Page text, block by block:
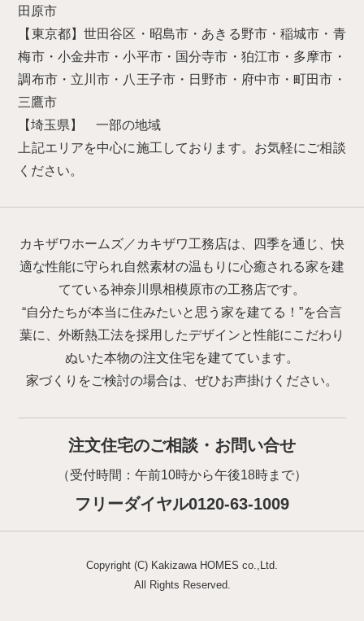
田原市
【東京都】世田谷区・昭島市・あきる野市・稲城市・青
梅市・小金井市・小平市・国分寺市・狛江市・多摩市・
調布市・立川市・八王子市・日野市・府中市・町田市・
三鷹市
【埼玉県】 一部の地域
上記エリアを中心に施工しております。お気軽にご相談
ください。
カキザワホームズ／カキザワ工務店は、四季を通じ、快
適な性能に守られ自然素材の温もりに心癒される家を建
てている神奈川県相模原市の工務店です。
“自分たちが本当に住みたいと思う家を建てる！”を合言
葉に、外断熱工法を採用したデザインと性能にこだわり
ぬいた本物の注文住宅を建てています。
家づくりをご検討の場合は、ぜひお声掛けください。
注文住宅のご相談・お問い合せ
（受付時間：午前10時から午後18時まで）
フリーダイヤル0120-63-1009
Copyright (C) Kakizawa HOMES co.,Ltd.
All Rights Reserved.